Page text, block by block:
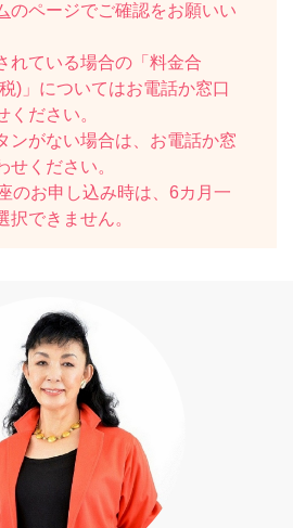
のページでご確認をお願いい
れている場合の「料金合
)」についてはお電話か窓口
ください。
ンがない場合は、お電話か窓
せください。
のお申し込み時は、6カ月一
択できません。